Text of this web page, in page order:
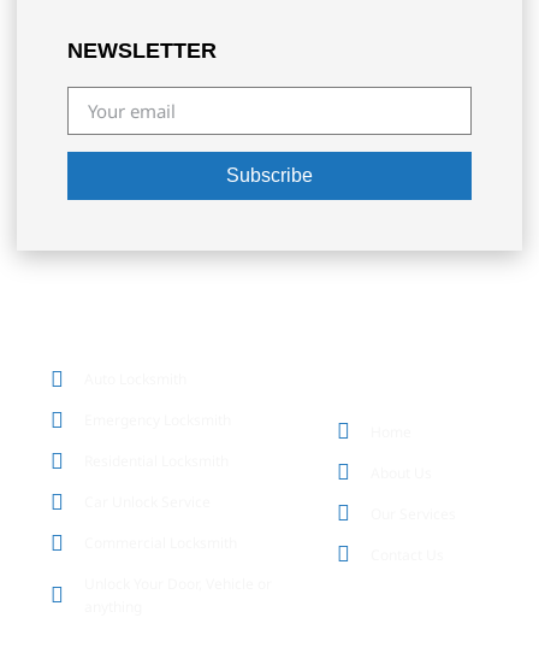
NEWSLETTER
Subscribe